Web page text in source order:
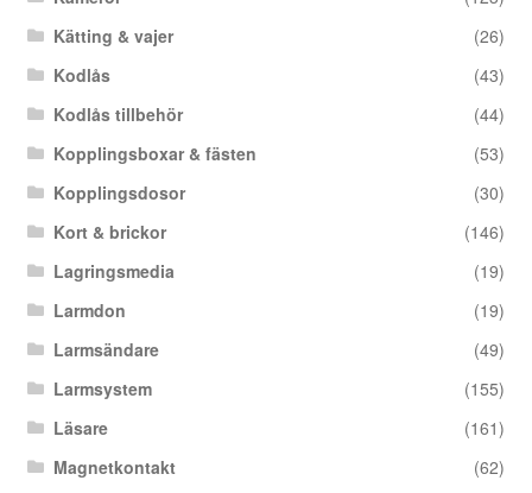
Kätting & vajer
(26)
Kodlås
(43)
Kodlås tillbehör
(44)
Kopplingsboxar & fästen
(53)
Kopplingsdosor
(30)
Kort & brickor
(146)
Lagringsmedia
(19)
Larmdon
(19)
Larmsändare
(49)
Larmsystem
(155)
Läsare
(161)
Magnetkontakt
(62)